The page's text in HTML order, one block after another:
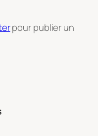
pour publier un